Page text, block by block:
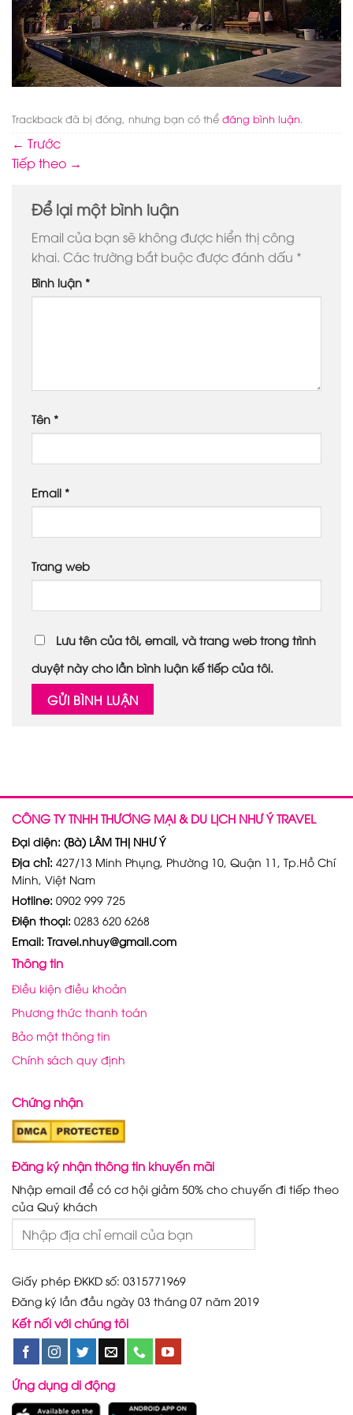
Trackback đã bị đóng, nhưng bạn có thể đăng bình luận.
← Trước
Tiếp theo →
Để lại một bình luận
Email của bạn sẽ không được hiển thị công
khai. Các trường bắt buộc được đánh dấu *
Bình luận *
Tên *
Email *
Trang web
Lưu tên của tôi, email, và trang web trong trình
duyệt này cho lần bình luận kế tiếp của tôi.
CÔNG TY TNHH THƯƠNG MẠI & DU LỊCH NHƯ Ý TRAVEL
Đại diện: (Bà) LÂM THỊ NHƯ Ý
Địa chỉ: 427/13 Minh Phụng, Phường 10, Quận 11, Tp.Hồ Chí
Minh, Việt Nam
Hotline: 0902 999 725
Điện thoại: 0283 620 6268
Email: Travel.nhuy@gmail.com
Thông tin
Điều kiện điều khoản
Phương thức thanh toán
Bảo mật thông tin
Chính sách quy định
Chứng nhận
Đăng ký nhận thông tin khuyến mãi
Nhập email để có cơ hội giảm 50% cho chuyến đi tiếp theo
của Quý khách
Giấy phép ĐKKD số: 0315771969
Đăng ký lần đầu ngày 03 tháng 07 năm 2019
Kết nối với chúng tôi
Ứng dụng di động